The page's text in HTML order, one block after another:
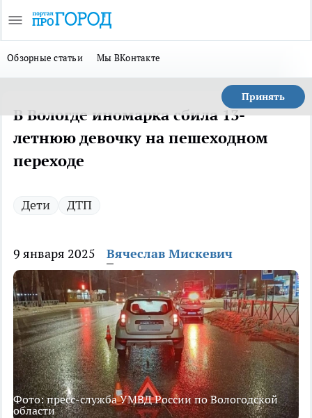
Обзорные статьи Мы ВКонтакте
Принять
В Вологде иномарка сбила 13-
летнюю девочку на пешеходном
переходе
Дети ДТП
9 января 2025 Вячеслав Мискевич
Фото: пресс-служба УМВД России по Вологодской
области